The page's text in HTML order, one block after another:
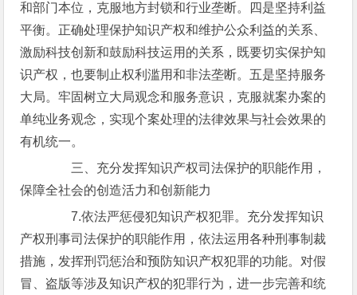
和部门本位，克服地方封锁和行业垄断。四是坚持利益
平衡。正确处理保护知识产权和维护公众利益的关系、
激励科技创新和鼓励科技运用的关系，既要切实保护知
识产权，也要制止权利滥用和非法垄断。五是坚持服务
大局。牢固树立大局观念和服务意识，克服就案办案的
单纯业务观念，实现个案处理的法律效果与社会效果的
有机统一。
三、充分发挥知识产权司法保护的职能作用，
保障全社会的创造活力和创新能力
7.依法严惩侵犯知识产权犯罪。充分发挥知识
产权刑事司法保护的职能作用，依法运用各种刑事制裁
措施，发挥刑罚惩治和预防知识产权犯罪的功能。对假
冒、盗版等涉及知识产权的犯罪行为，进一步完善和统